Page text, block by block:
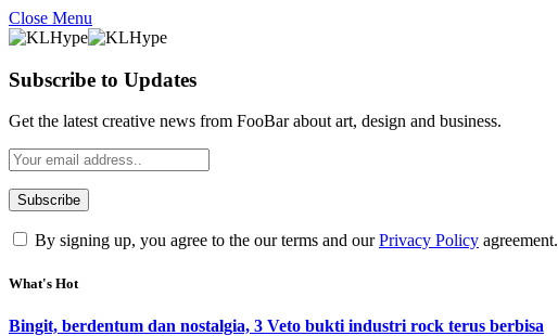
Close Menu
Subscribe to Updates
Get the latest creative news from FooBar about art, design and business.
By signing up, you agree to the our terms and ourPrivacy Policy agreement.
What's Hot
Bingit, berdentum dan nostalgia, 3 Veto bukti industri rock terus berbisa